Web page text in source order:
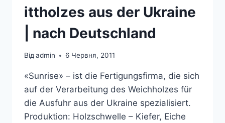
ittholzes aus der Ukraine
| nach Deutschland
Відadmin 6 Червня, 2011
«Sunrise» – ist die Fertigungsfirma, die sich
auf der Verarbeitung des Weichholzes für
die Ausfuhr aus der Ukraine spezialisiert.
Produktion: Holzschwelle – Kiefer, Eiche